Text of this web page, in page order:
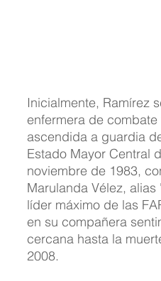
Inicialmente, Ramírez
enfermera de
ascendida a guardia
Estado Mayor Central
noviembre de 1983,
Marulanda Vélez,
líder máximo de las
en su compañera
cercana hasta la
2008.